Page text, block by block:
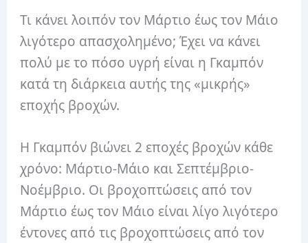
Τι κάνει λοιπόν τον Μάρτιο έως τον Μάιο
λιγότερο απασχολημένο; Έχει να κάνει
πολύ με το πόσο υγρή είναι η Γκαμπόν
κατά τη διάρκεια αυτής της «μικρής»
εποχής βροχών.
Η Γκαμπόν βιώνει 2 εποχές βροχών κάθε
χρόνο: Μάρτιο-Μάιο και Σεπτέμβριο-
Νοέμβριο. Οι βροχοπτώσεις από τον
Μάρτιο έως τον Μάιο είναι λίγο λιγότερο
έντονες από τις βροχοπτώσεις από τον